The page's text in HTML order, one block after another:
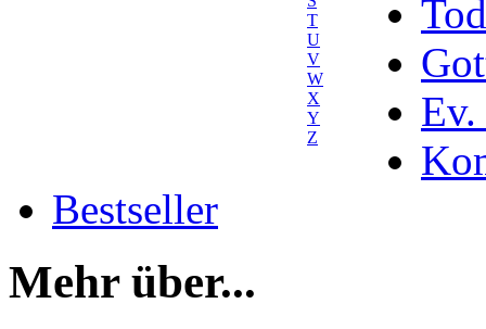
T
U
V
W
X
Y
Z
Ev.
Bestseller
Mehr über...